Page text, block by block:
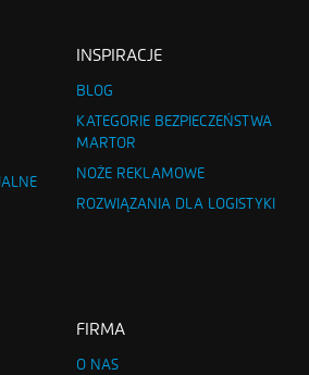
INSPIRACJE
BLOG
KATEGORIE BEZPIECZEŃSTWA
MARTOR
NOŻE REKLAMOWE
ROZWIĄZANIA DLA LOGISTYKI
FIRMA
O NAS